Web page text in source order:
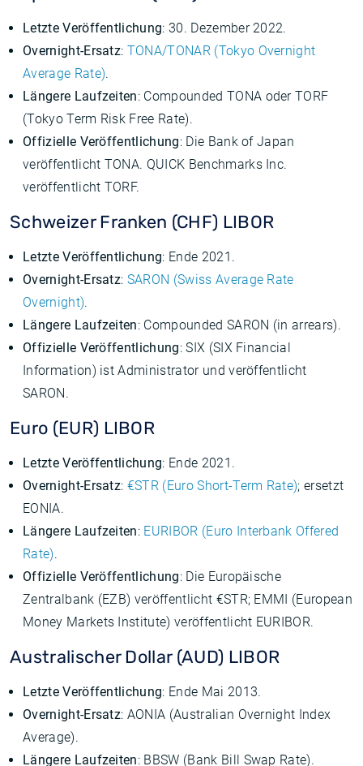
Letzte Veröffentlichung: 30. Dezember 2022.
Overnight-Ersatz: TONA/TONAR (Tokyo Overnight
Average Rate).
Längere Laufzeiten: Compounded TONA oder TORF
(Tokyo Term Risk Free Rate).
Offizielle Veröffentlichung: Die Bank of Japan
veröffentlicht TONA. QUICK Benchmarks Inc.
veröffentlicht TORF.
Schweizer Franken (CHF) LIBOR
Letzte Veröffentlichung: Ende 2021.
Overnight-Ersatz: SARON (Swiss Average Rate
Overnight).
Längere Laufzeiten: Compounded SARON (in arrears).
Offizielle Veröffentlichung: SIX (SIX Financial
Information) ist Administrator und veröffentlicht
SARON.
Euro (EUR) LIBOR
Letzte Veröffentlichung: Ende 2021.
Overnight-Ersatz: €STR (Euro Short-Term Rate); ersetzt
EONIA.
Längere Laufzeiten: EURIBOR (Euro Interbank Offered
Rate).
Offizielle Veröffentlichung: Die Europäische
Zentralbank (EZB) veröffentlicht €STR; EMMI (European
Money Markets Institute) veröffentlicht EURIBOR.
Australischer Dollar (AUD) LIBOR
Letzte Veröffentlichung: Ende Mai 2013.
Overnight-Ersatz: AONIA (Australian Overnight Index
Average).
Längere Laufzeiten: BBSW (Bank Bill Swap Rate).